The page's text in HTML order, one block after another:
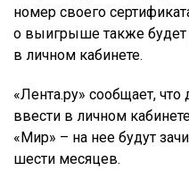
номер своего
о выигрыше также будет
в личном кабинете.
«Лента.ру» сообщает,
ввести в личном
«Мир» – на нее будут
шести месяцев.